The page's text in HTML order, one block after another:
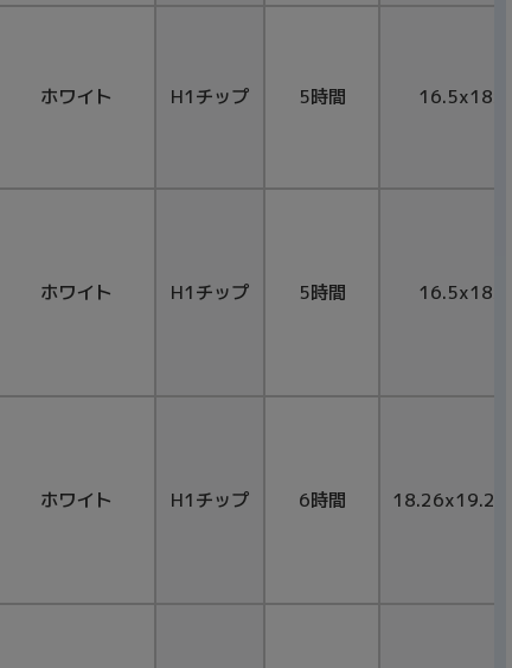
ホワイト H1チップ 5時間
ホワイト H1チップ 5時間
ホワイト H1チップ 6時間